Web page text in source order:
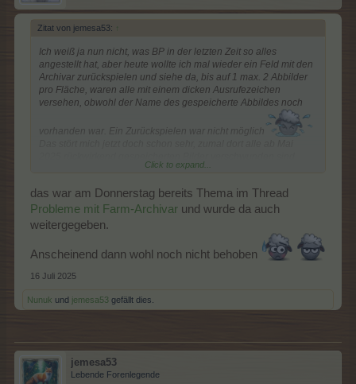
Zitat von jemesa53: ↑
Ich weiß ja nun nicht, was BP in der letzten Zeit so alles
angestellt hat, aber heute wollte ich mal wieder ein Feld mit den
Archivar zurückspielen und siehe da, bis auf 1 max. 2 Abbilder
pro Fläche, waren alle mit einem dicken Ausrufezeichen
versehen, obwohl der Name des gespeicherte Abbildes noch
vorhanden war. Ein Zurückspielen war nicht möglich
Click to expand...
das war am Donnerstag bereits Thema im Thread
Probleme mit Farm-Archivar und wurde da auch
weitergegeben.
Anscheinend dann wohl noch nicht behoben
16 Juli 2025
Nunuk und jemesa53 gefällt dies.
jemesa53
Lebende Forenlegende